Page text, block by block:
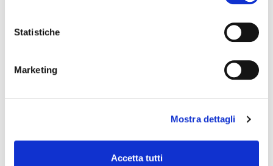
Statistiche
Marketing
Mostra dettagli
Accetta tutti